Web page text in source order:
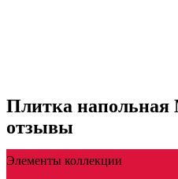
Плитка напольная
отзывы
Элементы коллекции